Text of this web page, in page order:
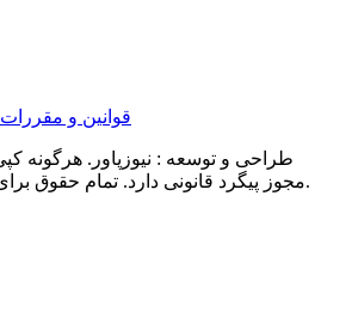
قوانین و مقررات
مجوز پیگرد قانونی دارد. تمام حقوق برای نیوزپاور محفوظ است.